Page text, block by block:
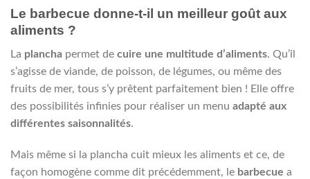
Le barbecue donne-t-il un meilleur goût aux
aliments ?
La plancha permet de cuire une multitude d’aliments. Qu’il
s’agisse de viande, de poisson, de légumes, ou même des
fruits de mer, tous s’y prêtent parfaitement bien ! Elle offre
des possibilités infinies pour réaliser un menu adapté aux
différentes saisonnalités.
Mais même si la plancha cuit mieux les aliments et ce, de
façon homogène comme dit précédemment, le barbecue a